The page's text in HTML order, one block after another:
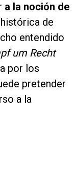
a la noción de
de
entendido
um Recht
por los
pretender
a la